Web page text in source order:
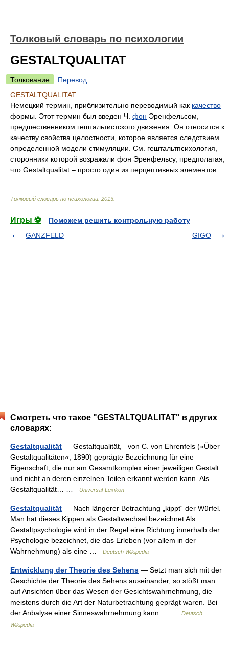
Толковый словарь по психологии
GESTALTQUALITAT
Толкование
Перевод
GESTALTQUALITAT
Немецкий термин, приблизительно переводимый как качество
формы. Этот термин был введен Ч. фон Эренфельсом,
предшественником гештальтистского движения. Он относится к
качеству свойства целостности, которое является следствием
определенной модели стимуляции. См. гештальтпсихология,
сторонники которой возражали фон Эренфельсу, предполагая,
что Gestaltqualitat – просто один из перцептивных элементов.
Толковый словарь по психологии 2013
Игры ⚽
Поможем решить контрольную работу
GANZFELD
GIGO
Смотреть что такое "GESTALTQUALITAT" в других
словарях:
Gestaltqualität — Gestaltqualität, von C. von Ehrenfels (»Über
Gestaltqualitäten«, 1890) geprägte Bezeichnung für eine
Eigenschaft, die nur am Gesamtkomplex einer jeweiligen Gestalt
und nicht an deren einzelnen Teilen erkannt werden kann. Als
Gestaltqualität… …
Universal-Lexikon
Gestaltqualität — Nach längerer Betrachtung „kippt“ der Würfel.
Man hat dieses Kippen als Gestaltwechsel bezeichnet Als
Gestaltpsychologie wird in der Regel eine Richtung innerhalb der
Psychologie bezeichnet, die das Erleben (vor allem in der
Wahrnehmung) als eine …
Deutsch Wikipedia
Entwicklung der Theorie des Sehens — Setzt man sich mit der
Geschichte der Theorie des Sehens auseinander, so stößt man
auf Ansichten über das Wesen der Gesichtswahrnehmung, die
meistens durch die Art der Naturbetrachtung geprägt waren. Bei
der Anbalyse einer Sinneswahrnehmung kann… …
Deutsch
Wikipedia